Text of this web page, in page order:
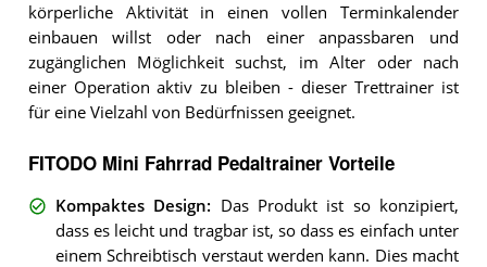
körperliche Aktivität in einen vollen Terminkalender
einbauen willst oder nach einer anpassbaren und
zugänglichen Möglichkeit suchst, im Alter oder nach
einer Operation aktiv zu bleiben - dieser Trettrainer ist
für eine Vielzahl von Bedürfnissen geeignet.
FITODO Mini Fahrrad Pedaltrainer Vorteile
Kompaktes Design: Das Produkt ist so konzipiert,
dass es leicht und tragbar ist, so dass es einfach unter
einem Schreibtisch verstaut werden kann. Dies macht